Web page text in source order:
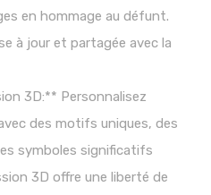
en hommage au défunt.
à jour et partagée avec la
3D:** Personnalisez
des motifs uniques, des
symboles significatifs
3D offre une liberté de